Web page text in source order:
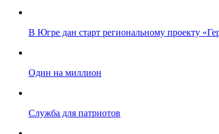
В Югре дан старт региональному проекту
Один на миллион
Служба для патриотов